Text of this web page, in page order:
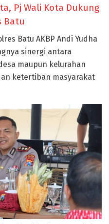
Pj Wali Kota Dukung
Batu
Batu AKBP Andi Yudha
sinergi antara
maupun kelurahan
ketertiban masyarakat